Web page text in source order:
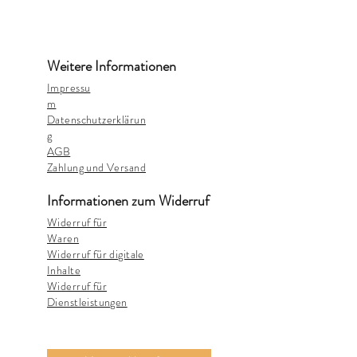
Weitere Informationen
Impressu
m
Datenschutzerklärun
g
AGB
Zahlung und Versand
Informationen zum Widerruf
Widerruf für
Waren
Widerruf für digitale
Inhalte
Widerruf für
Dienstleistungen